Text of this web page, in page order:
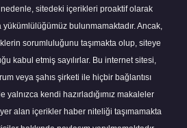
sitedeki içerikleri proaktif olarak
yükümlülüğümüz bulunmamaktadır. Ancak,
sorumluluğunu taşımakta olup, siteye
kabul etmiş sayılırlar. Bu internet sitesi,
veya şahıs şirketi ile hiçbir bağlantısı
yalnızca kendi hazırladığımız makaleler
alan içerikler haber niteliği taşımamakta